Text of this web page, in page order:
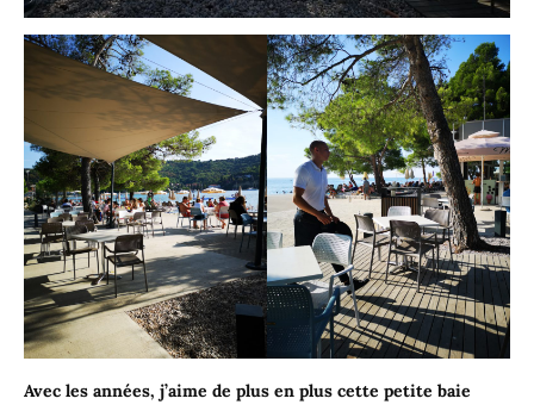
Avec les années, j’aime de plus en plus cette petite baie